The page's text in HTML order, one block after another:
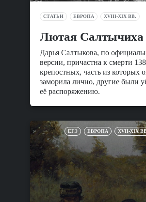
СТАТЬИ ЕВРОПА XVIII-XIX ВВ.
Лютая Салтычиха
Дарья Салтыкова, по
версии, причастна к смерти 138
крепостных, часть из которых
заморила лично, другие были
её распоряжению.
ЕГЭ ЕВРОПА XVII-XIX